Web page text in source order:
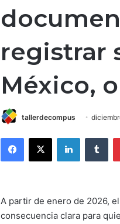
registrar
México,
tallerdecompus
A partir de enero de 2026, el
consecuencia clara para